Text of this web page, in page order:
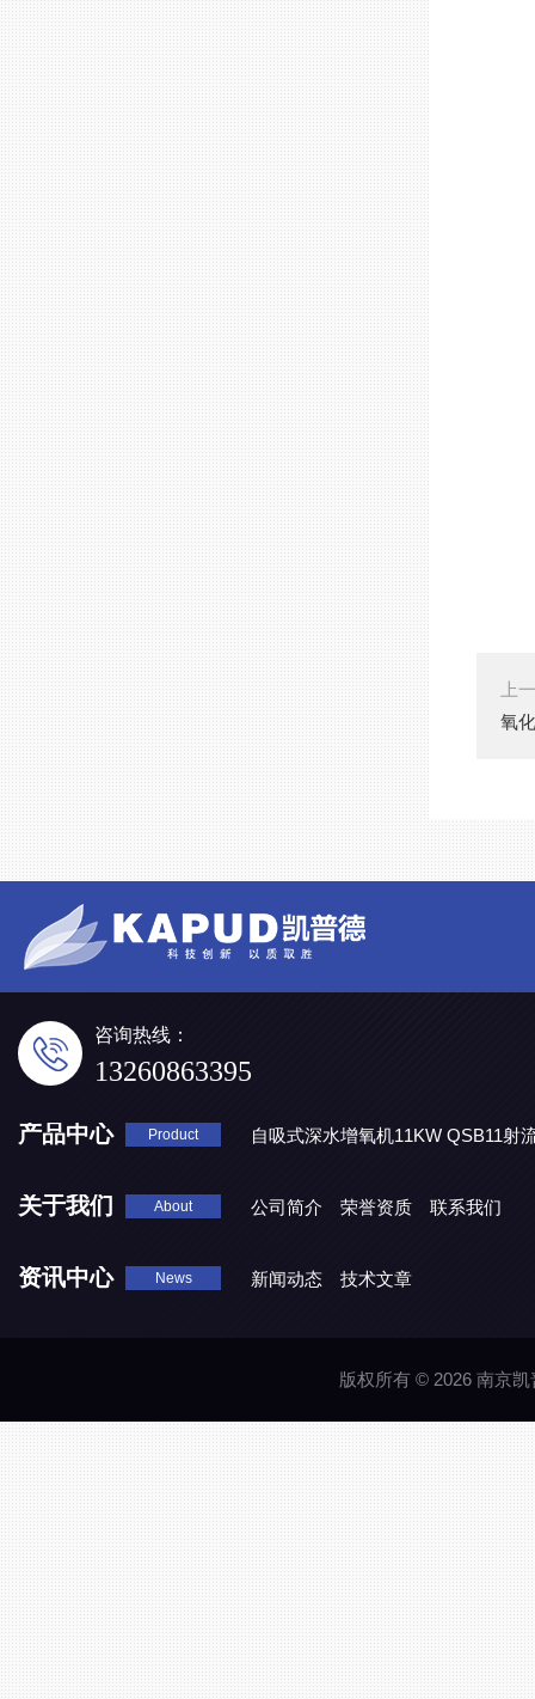
上
氧
咨询热线：
13260863395
产品中心 Product
自吸式深水增氧机11KW QSB11射
关于我们 About 公司简介 荣誉资质 联系我们
资讯中心 News 新闻动态 技术文章
版权所有 © 2026 南京